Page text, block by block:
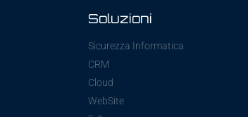
Soluzioni
Sicurezza Informatica
CRM
Cloud
WebSite